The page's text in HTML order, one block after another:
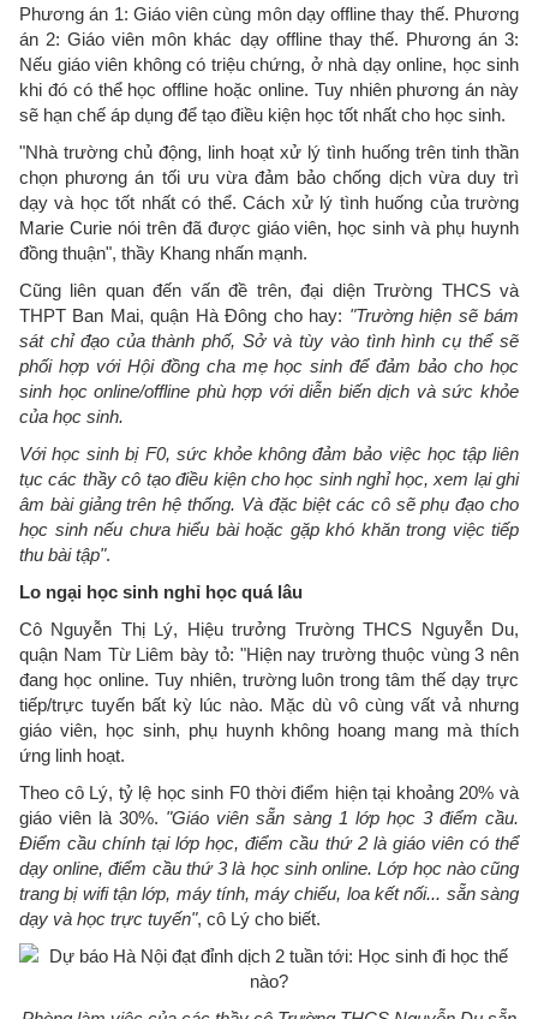
Phương án 1: Giáo viên cùng môn dạy offline thay thế. Phương
án 2: Giáo viên môn khác dạy offline thay thế. Phương án 3:
Nếu giáo viên không có triệu chứng, ở nhà dạy online, học sinh
khi đó có thể học offline hoặc online. Tuy nhiên phương án này
sẽ hạn chế áp dụng để tạo điều kiện học tốt nhất cho học sinh.
"Nhà trường chủ động, linh hoạt xử lý tình huống trên tinh thần
chọn phương án tối ưu vừa đảm bảo chống dịch vừa duy trì
dạy và học tốt nhất có thể. Cách xử lý tình huống của trường
Marie Curie nói trên đã được giáo viên, học sinh và phụ huynh
đồng thuận", thầy Khang nhấn mạnh.
Cũng liên quan đến vấn đề trên, đại diện Trường THCS và
THPT Ban Mai, quận Hà Đông cho hay: "Trường hiện sẽ bám
sát chỉ đạo của thành phố, Sở và tùy vào tình hình cụ thể sẽ
phối hợp với Hội đồng cha mẹ học sinh để đảm bảo cho học
sinh học online/offline phù hợp với diễn biến dịch và sức khỏe
của học sinh.
Với học sinh bị F0, sức khỏe không đảm bảo việc học tập liên
tục các thầy cô tạo điều kiện cho học sinh nghỉ học, xem lại ghi
âm bài giảng trên hệ thống. Và đặc biệt các cô sẽ phụ đạo cho
học sinh nếu chưa hiểu bài hoặc gặp khó khăn trong việc tiếp
thu bài tập".
Lo ngại học sinh nghỉ học quá lâu
Cô Nguyễn Thị Lý, Hiệu trưởng Trường THCS Nguyễn Du,
quận Nam Từ Liêm bày tỏ: "Hiện nay trường thuộc vùng 3 nên
đang học online. Tuy nhiên, trường luôn trong tâm thế dạy trực
tiếp/trực tuyến bất kỳ lúc nào. Mặc dù vô cùng vất vả nhưng
giáo viên, học sinh, phụ huynh không hoang mang mà thích
ứng linh hoạt.
Theo cô Lý, tỷ lệ học sinh F0 thời điểm hiện tại khoảng 20% và
giáo viên là 30%. "Giáo viên sẵn sàng 1 lớp học 3 điểm cầu.
Điểm cầu chính tại lớp học, điểm cầu thứ 2 là giáo viên có thể
dạy online, điểm cầu thứ 3 là học sinh online. Lớp học nào cũng
trang bị wifi tận lớp, máy tính, máy chiếu, loa kết nối... sẵn sàng
dạy và học trực tuyến", cô Lý cho biết.